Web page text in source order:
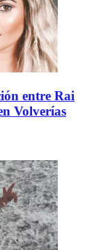
entre Rai
Volverías